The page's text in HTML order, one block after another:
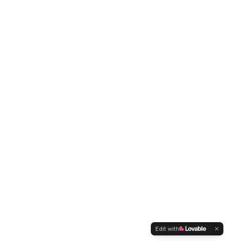
Edit with